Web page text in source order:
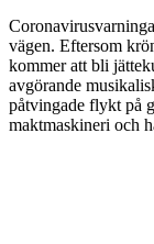
vägen. Eftersom
kommer att bli
avgörande
påtvingade flykt på
maktmaskineri och